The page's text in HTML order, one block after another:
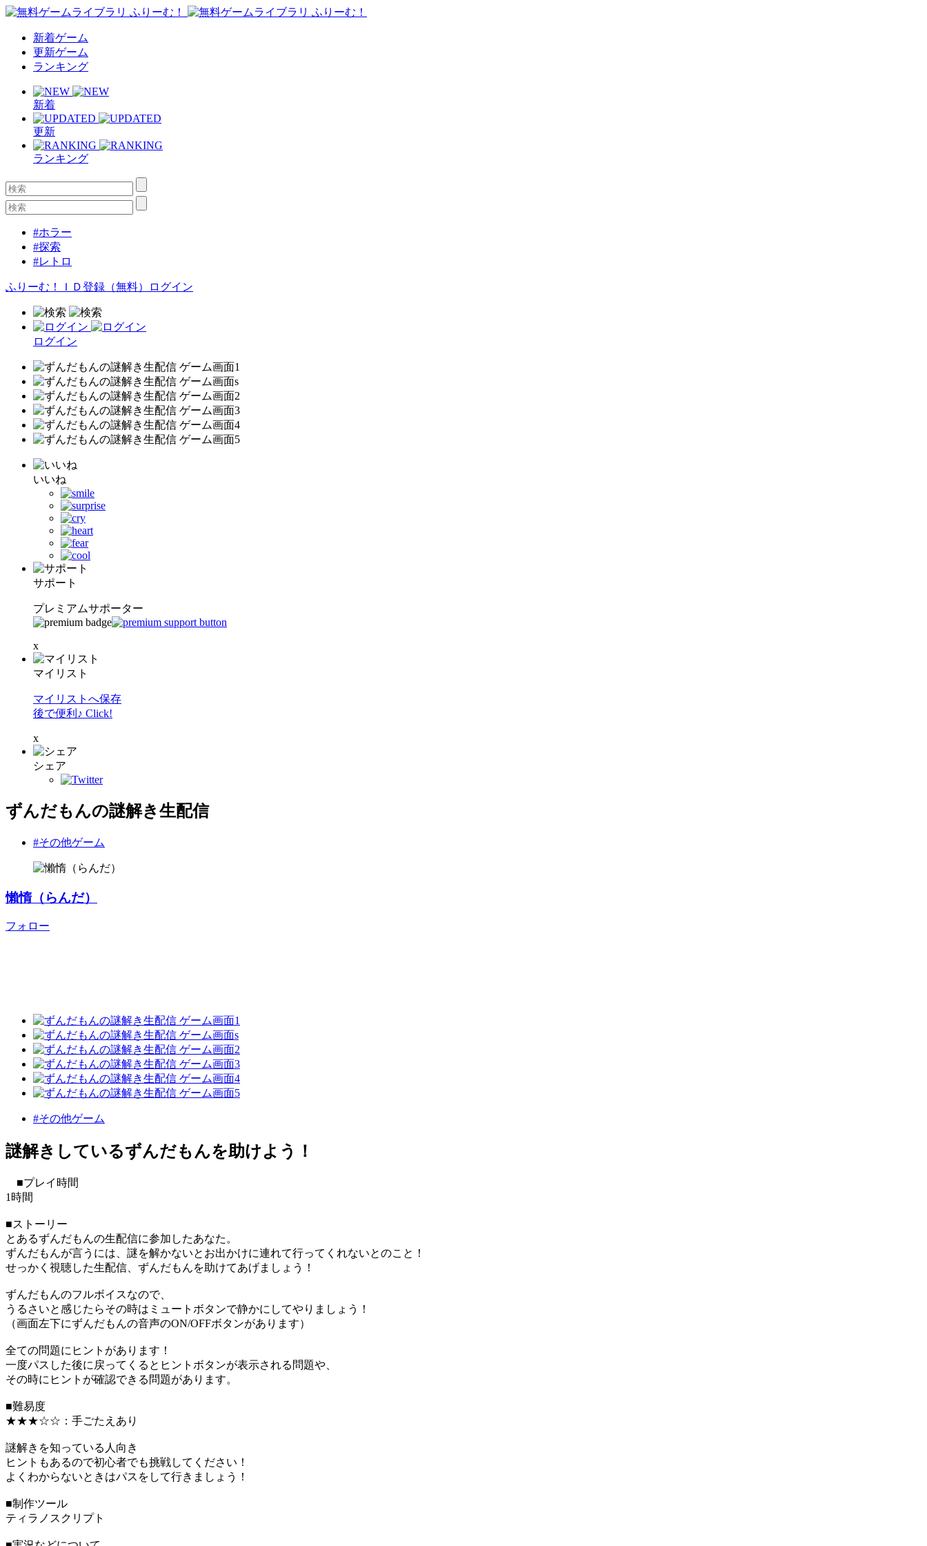
新着ゲーム
更新ゲーム
ランキング
新着
更新
ランキング
#ホラー
#探索
#レトロ
ふりーむ！ＩＤ登録（無料） ログイン
ログイン
いいね
サポート
プレミアムサポーター
x
マイリスト
マイリストへ保存
後で便利♪ Click!
x
シェア
ずんだもんの謎解き生配信
#その他ゲーム
懶惰（らんだ）
フォロー
#その他ゲーム
謎解きしているずんだもんを助けよう！
■プレイ時間
1時間
■ストーリー
とあるずんだもんの生配信に参加したあなた。
ずんだもんが言うには、謎を解かないとお出かけに連れて行ってくれないとのこと！
せっかく視聴した生配信、ずんだもんを助けてあげましょう！
ずんだもんのフルボイスなので、
うるさいと感じたらその時はミュートボタンで静かにしてやりましょう！
（画面左下にずんだもんの音声のON/OFFボタンがあります）
全ての問題にヒントがあります！
一度パスした後に戻ってくるとヒントボタンが表示される問題や、
その時にヒントが確認できる問題があります。
■難易度
★★★☆☆：手ごたえあり
謎解きを知っている人向き
ヒントもあるので初心者でも挑戦してください！
よくわからないときはパスをして行きましょう！
■制作ツール
ティラノスクリプト